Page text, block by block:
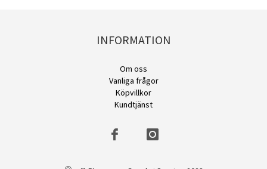
INFORMATION
Om oss
Vanliga frågor
Köpvillkor
Kundtjänst